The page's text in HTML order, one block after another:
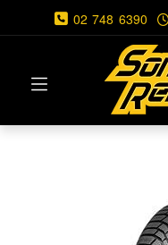
02 748 6390